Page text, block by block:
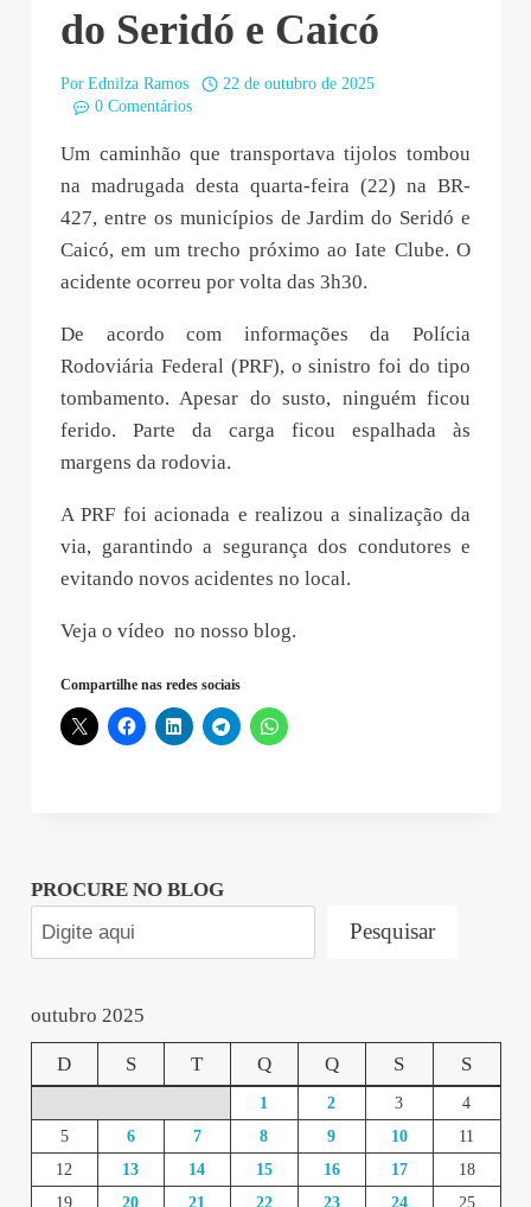
do Seridó e Caicó
Por Ednilza Ramos
22 de outubro de 2025
0 Comentários
Um caminhão que transportava tijolos tombou
na madrugada desta quarta-feira (22) na BR-
427, entre os municípios de Jardim do Seridó e
Caicó, em um trecho próximo ao Iate Clube. O
acidente ocorreu por volta das 3h30.
De acordo com informações da Polícia
Rodoviária Federal (PRF), o sinistro foi do tipo
tombamento. Apesar do susto, ninguém ficou
ferido. Parte da carga ficou espalhada às
margens da rodovia.
A PRF foi acionada e realizou a sinalização da
via, garantindo a segurança dos condutores e
evitando novos acidentes no local.
Veja o vídeo no nosso blog.
Compartilhe nas redes sociais
PROCURE NO BLOG
Pesquisar
outubro 2025
D S T Q Q S S
1 2 3
4
5
6 7 8 9 10
11
12
13 14 15 16 17
18
19
20 21 22 23 24
25